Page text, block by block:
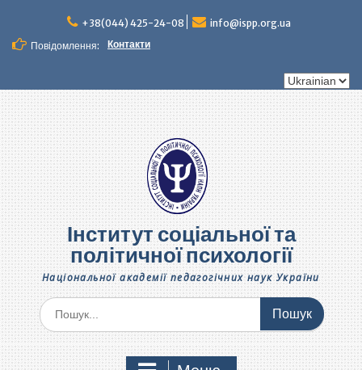
вмісту
+38(044) 425-24-08
info@ispp.org.ua
Повідомлення:
Контакти
Вибрати
Інститут соціальної та
політичної психології
Національної академії педагогічних наук України
Шукати: